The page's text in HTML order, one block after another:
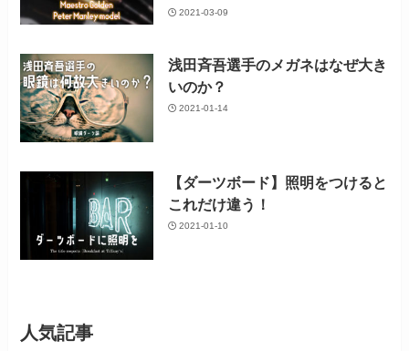
2021-03-09
浅田斉吾選手のメガネはなぜ大き
いのか？
2021-01-14
【ダーツボード】照明をつけると
これだけ違う！
2021-01-10
人気記事